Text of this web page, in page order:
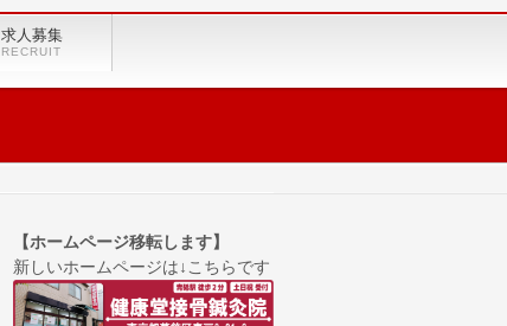
求人募集
RECRUIT
【ホームページ移転します】
新しいホームページは↓こちらです